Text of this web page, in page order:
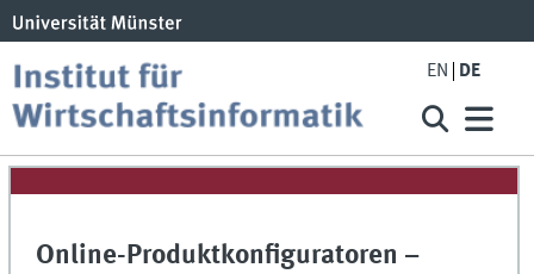
EN DE
Online-Produktkonfiguratoren –